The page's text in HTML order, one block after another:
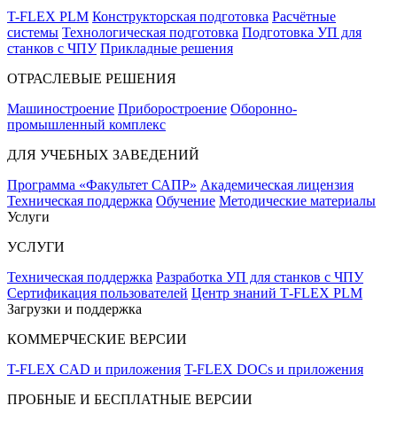
T-FLEX PLM Конструкторская подготовка Расчётные
системы Технологическая подготовка Подготовка УП для
станков с ЧПУ Прикладные решения
ОТРАСЛЕВЫЕ РЕШЕНИЯ
Машиностроение Приборостроение Оборонно-
промышленный комплекс
ДЛЯ УЧЕБНЫХ ЗАВЕДЕНИЙ
Программа «Факультет САПР» Академическая лицензия
Техническая поддержка Обучение Методические материалы
Услуги
УСЛУГИ
Техническая поддержка Разработка УП для станков с ЧПУ
Сертификация пользователей Центр знаний T‑FLEX PLM
Загрузки и поддержка
КОММЕРЧЕСКИЕ ВЕРСИИ
T-FLEX CAD и приложения T-FLEX DOCs и приложения
ПРОБНЫЕ И БЕСПЛАТНЫЕ ВЕРСИИ